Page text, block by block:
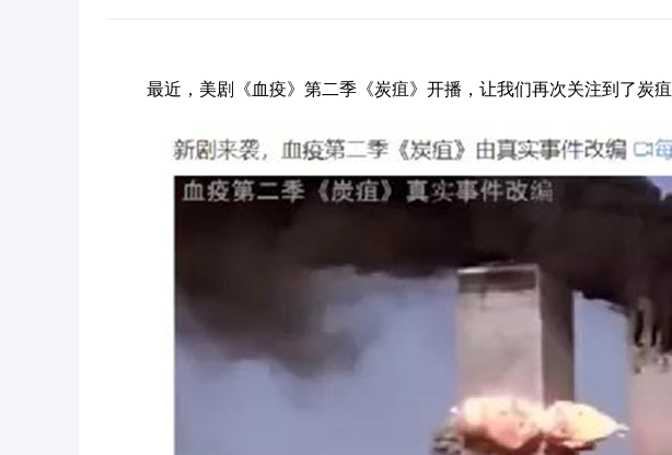
最近，美剧《血疫》第二季《炭疽》开播，让我们再次关注到了炭疽